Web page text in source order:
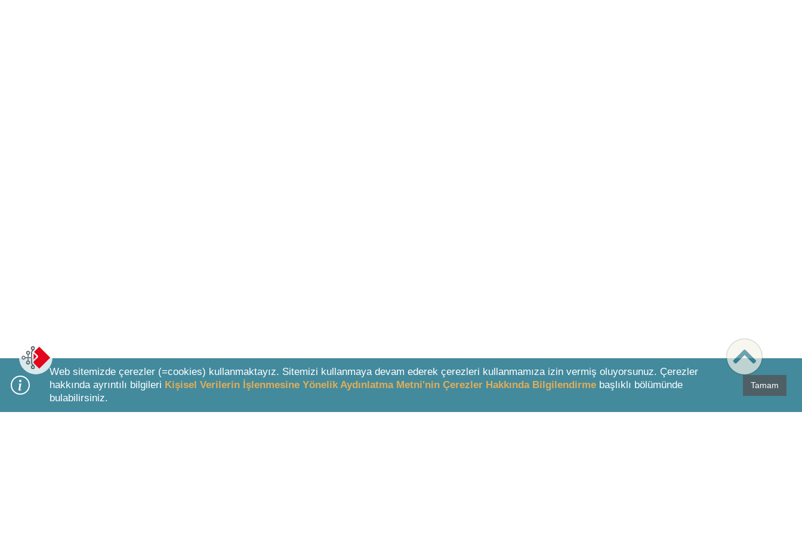
Bottom Search Toolbar Highlight Text
Web sitemizde çerezler (=cookies) kullanmaktayız. Sitemizi kullanmaya devam ederek çerezleri kullanmamıza izin vermiş oluyorsunuz. Çerezler
hakkında ayrıntılı bilgileri Kişisel Verilerin İşlenmesine Yönelik Aydınlatma Metni'nin Çerezler Hakkında Bilgilendirme başlıklı bölümünde
bulabilirsiniz.
Tamam